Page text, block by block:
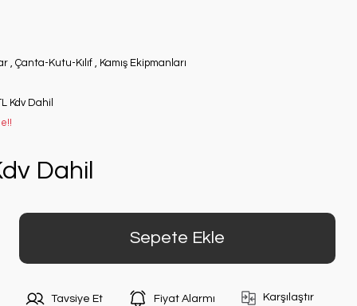
, Çanta-Kutu-Kılıf , Kamış Ekipmanları
Kdv Dahil
Dahil
Sepete Ekle
Tavsiye Et Fiyat Alarmı Karşılaştır